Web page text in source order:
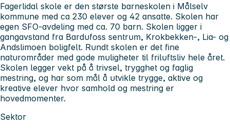
Fagerlidal skole er den største barneskolen i Målselv
kommune med ca 230 elever og 42 ansatte. Skolen har
egen SFO-avdeling med ca. 70 barn. Skolen ligger i
gangavstand fra Bardufoss sentrum, Krokbekken-, Lia- og
Andslimoen boligfelt. Rundt skolen er det fine
naturområder med gode muligheter til friluftsliv hele året.
Skolen legger vekt på å trivsel, trygghet og faglig
mestring, og har som mål å utvikle trygge, aktive og
kreative elever hvor samhold og mestring er
hovedmomenter.
Sektor